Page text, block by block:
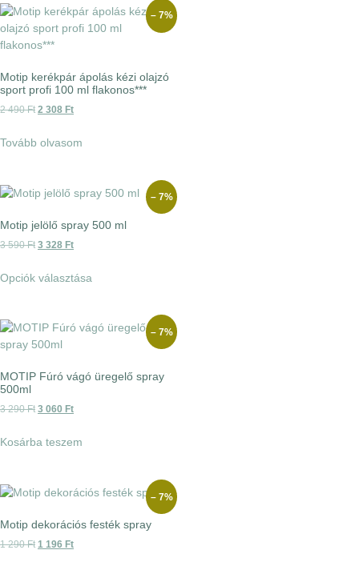
– 7%
Motip kerékpár ápolás kézi olajzó
sport profi 100 ml flakonos***
2 490Ft 2 308 Ft
Tovább olvasom
– 7%
Motip jelölő spray 500 ml
3 590Ft 3 328 Ft
Opciók választása
– 7%
MOTIP Fúró vágó üregelő spray
500ml
3 290Ft 3 060 Ft
Kosárba teszem
– 7%
Motip dekorációs festék spray
1 290Ft 1 196 Ft